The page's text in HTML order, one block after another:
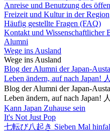
Anreise und Benutzung des
Freizeit und Kultur in der Region
Häufig gestellte Fragen (FAQ)
Kontakt und Wissenschaftlicher
Alumni
Wege ins Ausland
Wege ins Ausland
Blog der Alumni der Japan-
Leben ändern, auf nach
Blog der Alumni der Japan-
Leben ändern, auf nach
Kann Japan Zuhause sein
It's Not Just Pop
七転び八起き Sieben Mal